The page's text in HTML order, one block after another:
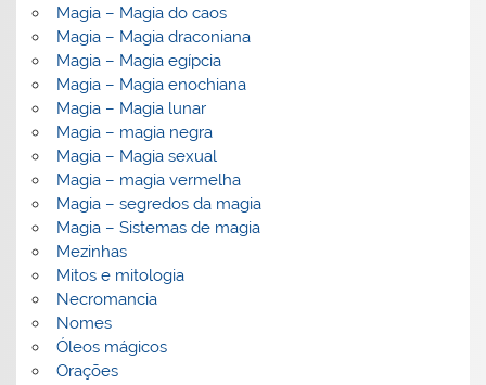
Magia – Magia do caos
Magia – Magia draconiana
Magia – Magia egípcia
Magia – Magia enochiana
Magia – Magia lunar
Magia – magia negra
Magia – Magia sexual
Magia – magia vermelha
Magia – segredos da magia
Magia – Sistemas de magia
Mezinhas
Mitos e mitologia
Necromancia
Nomes
Óleos mágicos
Orações